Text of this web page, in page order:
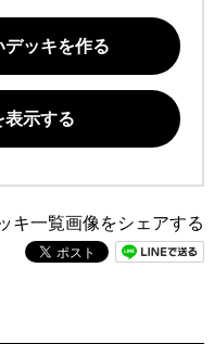
ッキを作る
表示する
キ一覧画像をシェアする